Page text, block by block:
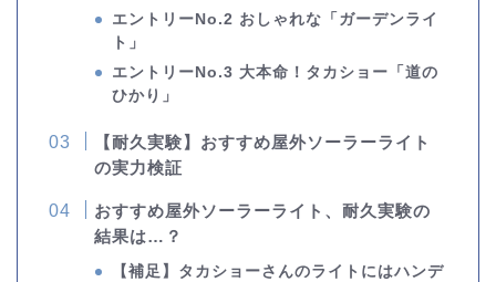
エントリーNo.2 おしゃれな「ガーデンライ
ト」
エントリーNo.3 大本命！タカショー「道の
ひかり」
【耐久実験】おすすめ屋外ソーラーライト
の実力検証
おすすめ屋外ソーラーライト、耐久実験の
結果は…？
【補足】タカショーさんのライトにはハンデ